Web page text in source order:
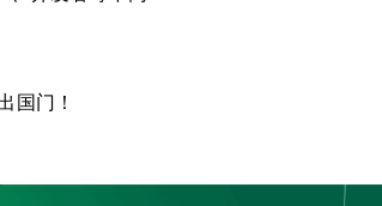
国门！